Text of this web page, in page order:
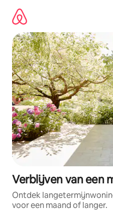
direct
naar
inhoud
Verblijven van een
Ontdek
voor een maand of langer.